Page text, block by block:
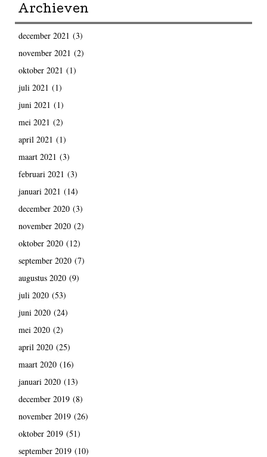
Archieven
december 2021 (3)
november 2021 (2)
oktober 2021 (1)
juli 2021 (1)
juni 2021 (1)
mei 2021 (2)
april 2021 (1)
maart 2021 (3)
februari 2021 (3)
januari 2021 (14)
december 2020(3)
november 2020(2)
oktober 2020(12)
september 2020(7)
augustus 2020(9)
juli 2020(53)
juni 2020(24)
mei 2020(2)
april 2020(25)
maart 2020(16)
januari 2020(13)
december 2019(8)
november 2019(26)
oktober 2019(51)
september 2019(10)